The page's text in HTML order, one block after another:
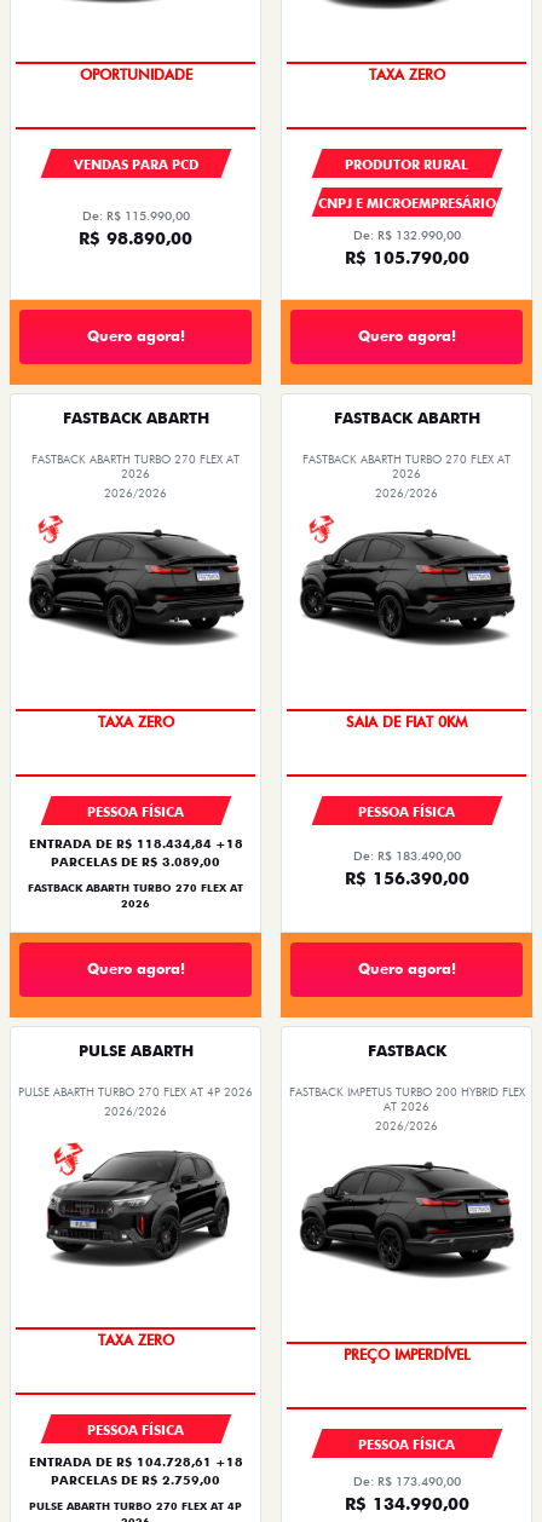
OPORTUNIDADE
VENDAS PARA PCD
De: R$ 115.990,00
R$ 98.890,00
Quero agora!
TAXA ZERO
PRODUTOR RURAL
CNPJ E MICROEMPRESÁRIO
De: R$ 132.990,00
R$ 105.790,00
Quero agora!
FASTBACK ABARTH
FASTBACK ABARTH TURBO 270 FLEX AT
2026
2026/2026
TAXA ZERO
PESSOA FÍSICA
ENTRADA DE R$ 118.434,84 +18
PARCELAS DE R$ 3.089,00
FASTBACK ABARTH TURBO 270 FLEX AT
2026
Quero agora!
FASTBACK ABARTH
FASTBACK ABARTH TURBO 270 FLEX AT
2026
2026/2026
SAIA DE FIAT 0KM
PESSOA FÍSICA
De: R$ 183.490,00
R$ 156.390,00
Quero agora!
PULSE ABARTH
PULSE ABARTH TURBO 270 FLEX AT 4P 2026
2026/2026
TAXA ZERO
PESSOA FÍSICA
ENTRADA DE R$ 104.728,61 +18
PARCELAS DE R$ 2.759,00
PULSE ABARTH TURBO 270 FLEX AT 4P
FASTBACK
FASTBACK IMPETUS TURBO 200 HYBRID FLEX
AT 2026
2026/2026
PREÇO IMPERDÍVEL
PESSOA FÍSICA
De: R$ 173.490,00
R$ 134.990,00